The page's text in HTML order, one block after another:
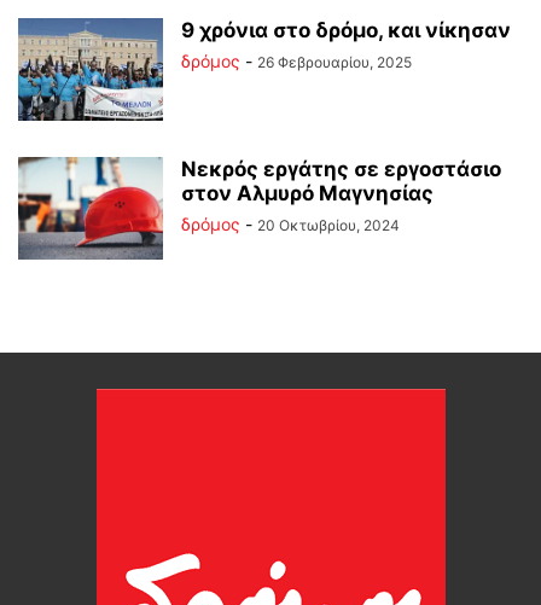
9 χρόνια στο δρόμο, και νίκησαν
δρόμος - 26 Φεβρουαρίου, 2025
Νεκρός εργάτης σε εργοστάσιο
στον Αλμυρό Μαγνησίας
δρόμος - 20 Οκτωβρίου, 2024